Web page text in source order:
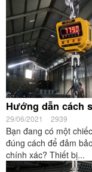
Hướng dẫn cách
29/06/2021 2939
Bạn đang có một
đúng cách để đảm
chính xác? Thiết bị...